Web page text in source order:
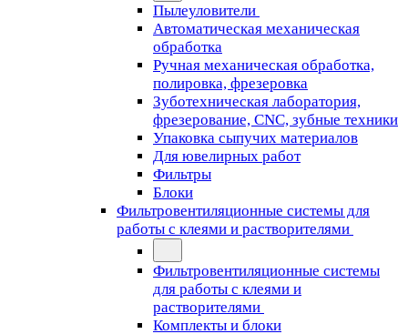
Пылеуловители
Автоматическая механическая
обработка
Ручная механическая обработка,
полировка, фрезеровка
Зуботехническая лаборатория,
фрезерование, CNC, зубные техники
Упаковка сыпучих материалов
Для ювелирных работ
Фильтры
Блоки
Фильтровентиляционные системы для
работы с клеями и растворителями
Фильтровентиляционные системы
для работы с клеями и
растворителями
Комплекты и блоки